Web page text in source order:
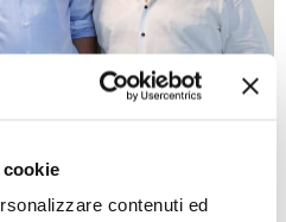
contenuti ed
entrano nel capitale di